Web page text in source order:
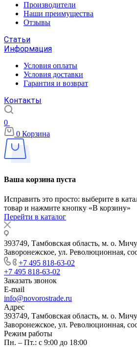
Производители
Наши преимущества
Отзывы
Статьи
Информация
Условия оплаты
Условия доставки
Гарантия и возврат
Контакты
0
0 Корзина
Ваша корзина пуста
Исправить это просто: выберите в
товар и нажмите кнопку «В корзину»
Перейти в каталог
393749, Тамбовская область, м. о.
Заворонежское, ул. Революционная,
+7 495 818-63-02
+7 495 818-63-02
Заказать звонок
E-mail
info@novorostrade.ru
Адрес
393749, Тамбовская область, м. о.
Заворонежское, ул. Революционная,
Режим работы
Пн. – Пт.: с 9:00 до 18:00